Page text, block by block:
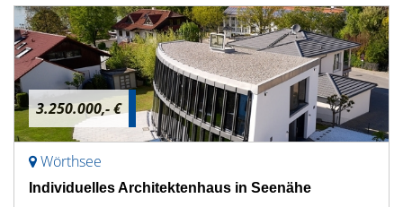
3.250.000,- €
Wörthsee
Individuelles Architektenhaus in Seenähe